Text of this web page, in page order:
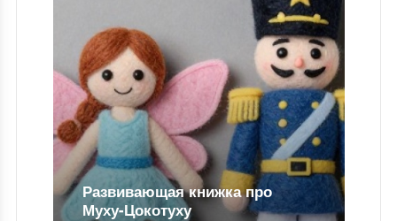
Развивающая книжка про
Муху-Цокотуху